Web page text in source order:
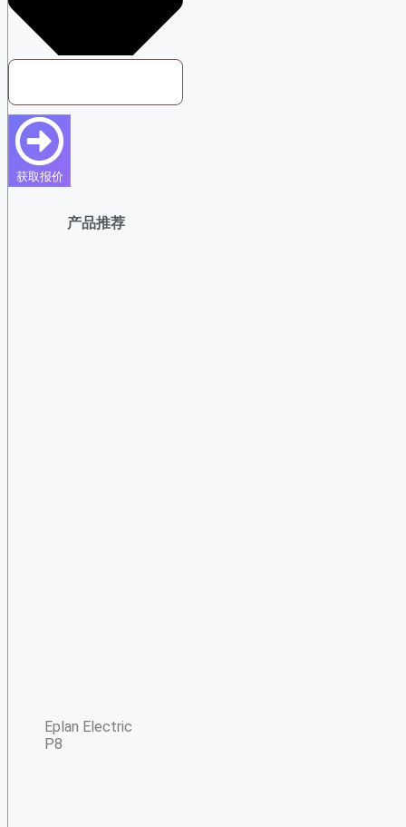
获取报价
产品推荐
Eplan Electric
P8